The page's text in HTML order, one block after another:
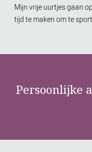
Mijn vrije uurtjes gaan
tijd te maken om te
Persoonlijke